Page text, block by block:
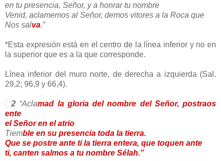
en tu presencia, Señor, y a honrar tu nombre
Venid, aclamemos al Señor, demos vitores a la Roca que
Nos salva.”
*Esta expresión está en el centro de la línea inferior y no en
la superior que es a la que corresponde.
Línea inferior del muro norte, de derecha a izquierda (Sal.
29,2; 96,9 y 66,4).
2 “Aclamad la gloria del nombre del Señor, postraos
ente
el Señor en el atrio
Tiemble en su presencia toda la tierra.
Que se postre ante ti la tierra entera, que toquen ante
ti, canten salmos a tu nombre Sélah.”